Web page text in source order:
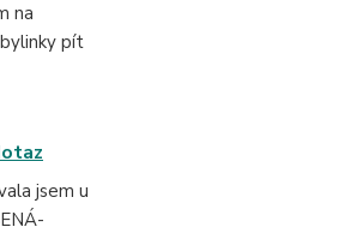
na
pít
jsem u